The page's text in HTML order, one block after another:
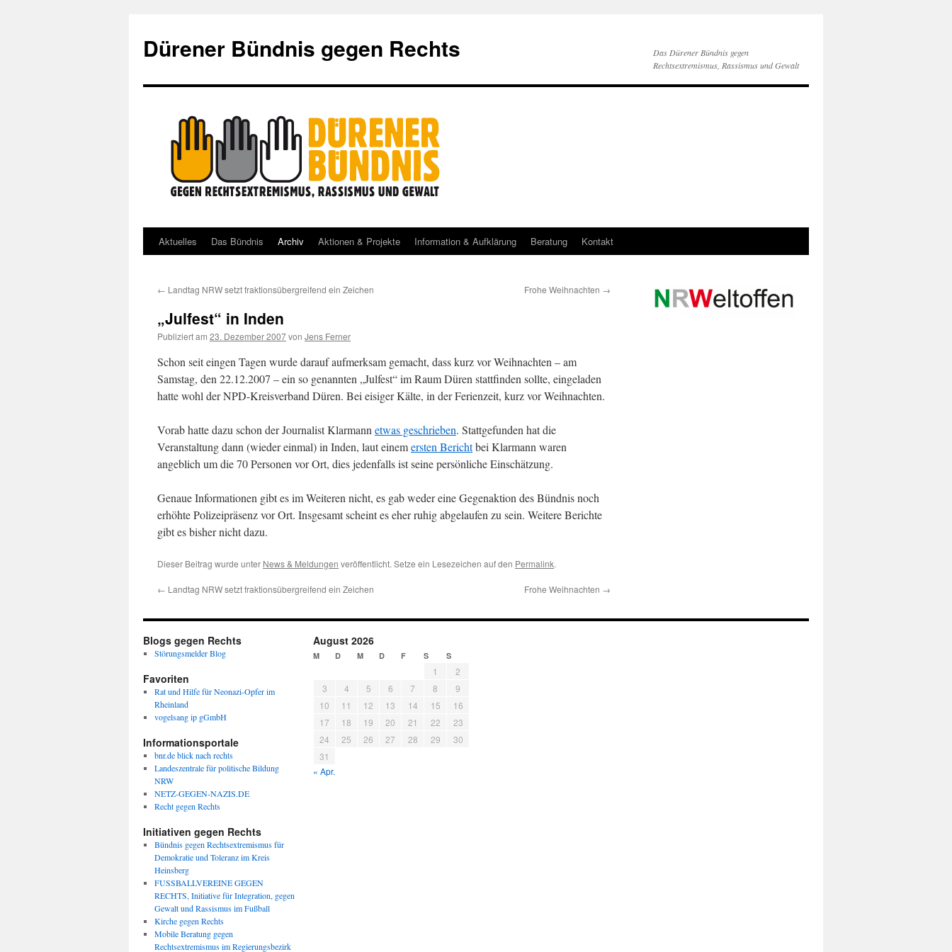
Dürener Bündnis gegen Rechts
Das Dürener Bündnis gegen
Rechtsextremismus, Rassismus und Gewalt
Zum
springen
Aktuelles Das Bündnis Archiv Aktionen & Projekte Information & Aufklärung Beratung Kontakt
← Landtag NRW setzt fraktionsübergreifend ein Zeichen Frohe Weihnachten →
„Julfest“ in Inden
Publiziert am 23. Dezember 2007von Jens Ferner
Schon seit eingen Tagen wurde darauf aufmerksam gemacht, dass kurz vor Weihnachten – am
Samstag, den 22.12.2007 – ein so genannten „Julfest“ im Raum Düren stattfinden sollte, eingeladen
hatte wohl der NPD-Kreisverband Düren. Bei eisiger Kälte, in der Ferienzeit, kurz vor Weihnachten.
Vorab hatte dazu schon der Journalist Klarmann etwas geschrieben. Stattgefunden hat die
Veranstaltung dann (wieder einmal) in Inden, laut einemersten Berichtbei Klarmann waren
angeblich um die 70 Personen vor Ort, dies jedenfalls ist seine persönliche Einschätzung.
Genaue Informationen gibt es im Weiteren nicht, es gab weder eine Gegenaktion des Bündnis noch
erhöhte Polizeipräsenz vor Ort. Insgesamt scheint es eher ruhig abgelaufen zu sein. Weitere Berichte
gibt es bisher nicht dazu.
Dieser Beitrag wurde unter News & Meldungen veröffentlicht. Setze ein Lesezeichen auf den Permalink.
← Landtag NRW setzt fraktionsübergreifend ein Zeichen Frohe Weihnachten →
Blogs gegen Rechts
Störungsmelder Blog
Favoriten
Rat und Hilfe für Neonazi-Opfer im
Rheinland
vogelsang ip gGmbH
Informationsportale
bnr.de blick nach rechts
Landeszentrale für politische Bildung
NRW
NETZ-GEGEN-NAZIS.DE
Recht gegen Rechts
Initiativen gegen Rechts
Bündnis gegen Rechtsextremismus für
Demokratie und Toleranz im Kreis
Heinsberg
FUSSBALLVEREINE GEGEN
RECHTS, Initiative für Integration, gegen
Gewalt und Rassismus im Fußball
Kirche gegen Rechts
Mobile Beratung gegen
Rechtsextremismus im Regierungsbezirk
August 2026
M D M D F S S
1
2
3
4 5 6 7 8
9
10
11 12 13 14 15
16
17
18 19 20 21 22
23
24
25 26 27 28 29
30
31
« Apr.